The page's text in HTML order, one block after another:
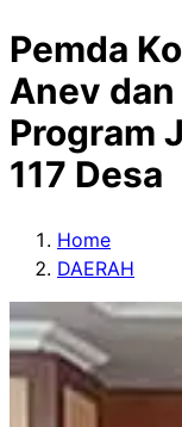
Pemda
Anev
Program
117 Desa
Home
DAERAH